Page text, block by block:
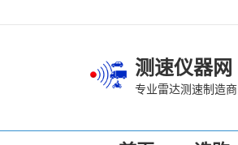
测速仪器网
专业雷达测速制造商